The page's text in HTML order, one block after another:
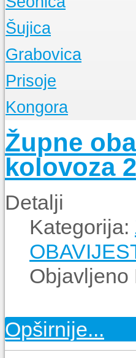
Događanja
O Župi
Događanja
Šujica
O Župi
Događanja
Grabovica
O Župi
Događanja
Prisoje
Događanja
Kongora
Događanja
Župne
kolovoza
Detalji
Kategorija:
Objavljeno
Opširnije...